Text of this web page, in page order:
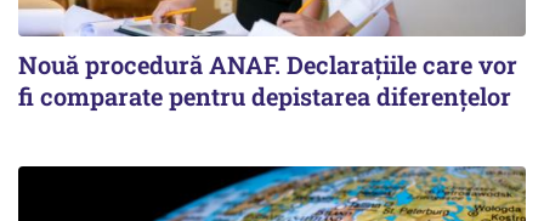
Nouă procedură ANAF. Declarațiile care vor
fi comparate pentru depistarea diferențelor